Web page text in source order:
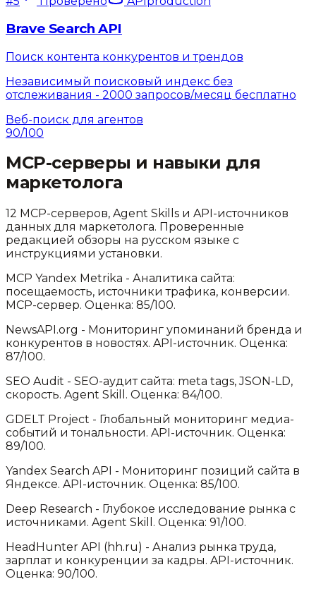
Brave Search API
Поиск контента конкурентов и трендов
Независимый поисковый индекс без
отслеживания - 2000 запросов/месяц бесплатно
Веб-поиск для агентов
90/100
MCP-серверы и навыки для
маркетолога
12 MCP-серверов, Agent Skills и API-источников
данных для маркетолога. Проверенные
редакцией обзоры на русском языке с
инструкциями установки.
MCP Yandex Metrika - Аналитика сайта:
посещаемость, источники трафика, конверсии.
MCP-сервер. Оценка: 85/100.
NewsAPI.org - Мониторинг упоминаний бренда и
конкурентов в новостях. API-источник. Оценка:
87/100.
SEO Audit - SEO-аудит сайта: meta tags, JSON-LD,
скорость. Agent Skill. Оценка: 84/100.
GDELT Project - Глобальный мониторинг медиа-
событий и тональности. API-источник. Оценка:
89/100.
Yandex Search API - Мониторинг позиций сайта в
Яндексе. API-источник. Оценка: 85/100.
Deep Research - Глубокое исследование рынка с
источниками. Agent Skill. Оценка: 91/100.
HeadHunter API (hh.ru) - Анализ рынка труда,
зарплат и конкуренции за кадры. API-источник.
Оценка: 90/100.